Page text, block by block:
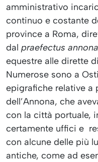
amministrativo
continuo e costante
province a Roma,
dal praefectus
equestre alle dirette
Numerose sono a
epigrafiche relative a
dell’Annona, che
con la città portuale,
certamente uffici e
con alcune delle più
antiche, come ad